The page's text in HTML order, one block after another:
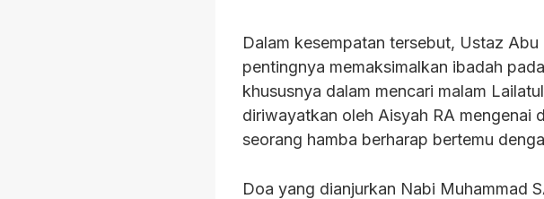
Dalam kesempatan tersebut, Ustaz
pentingnya memaksimalkan ibadah
khususnya dalam mencari malam
diriwayatkan oleh Aisyah RA mengenai
seorang hamba berharap bertemu
Doa yang dianjurkan Nabi Muhammad